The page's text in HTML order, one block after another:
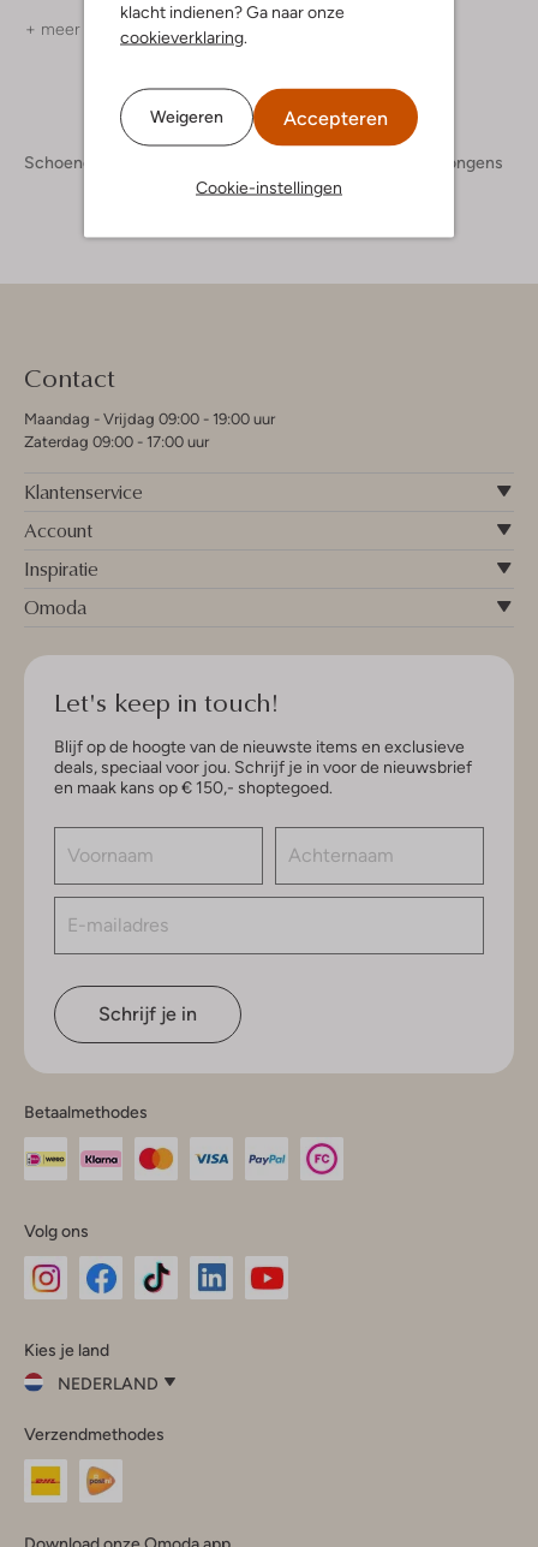
klacht indienen? Ga naar onze
cookieverklaring
Weigeren Accepteren
Cookie-instellingen
+ meer kleuren
Schoenen Sneakers Jongens
Contact
Maandag - Vrijdag 09:00 - 19:00 uur
Zaterdag 09:00 - 17:00 uur
Klantenservice
Account
Inspiratie
Omoda
Let's keep in touch!
Blijf op de hoogte van de nieuwste items en exclusieve
deals, speciaal voor jou. Schrijf je in voor de nieuwsbrief
en maak kans op € 150,- shoptegoed.
Schrijf je in
Betaalmethodes
Volg ons
InstagramFacebook
Kies je land
NEDERLAND
je
land
Nederland
Verzendmethodes
Download onze Omoda app